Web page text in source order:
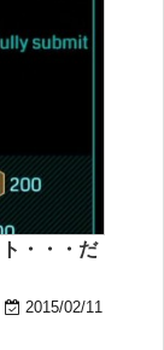
・・・だ
2015/02/11